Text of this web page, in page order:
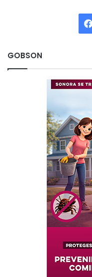
GOBSON